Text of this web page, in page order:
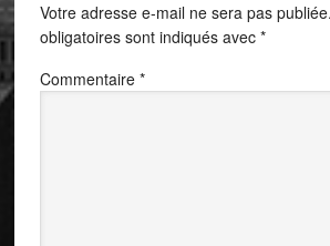
Votre adresse e-mail ne sera pas publiée.
obligatoires sont indiqués avec *
Commentaire *